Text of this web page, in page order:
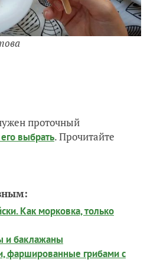
проточный
его выбрать. Прочитайте
Как морковка, только
и баклажаны
фаршированные грибами с